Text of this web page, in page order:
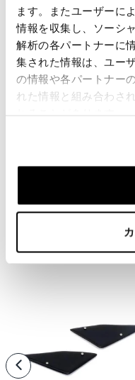
ます。またユーザーに
情報を収集し、ソーシ
解析の各パートナーに
集された情報は、ユー
の情報や各パートナー
れた情報と組み合わさ
要請情報
ダウンロード
レビュー
あなたに興味のある製品